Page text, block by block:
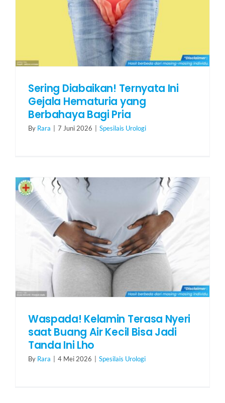
Sering Diabaikan! Ternyata Ini
Gejala Hematuria yang
Berbahaya Bagi Pria
By Rara 7 Juni 2026 Spesilais Urologi
Waspada! Kelamin Terasa Nyeri
saat Buang Air Kecil Bisa Jadi
Tanda Ini Lho
By Rara 4 Mei 2026 Spesilais Urologi